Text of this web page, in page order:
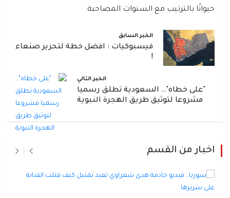
حيوانًا بالترتيب مع السنوات المصاحبة.
الخبر السابق
فيسبوكيات : افضل خطة لتحرير صنعاء
!
الخبر التالي
"على خطاه".. السعودية تطلق رسميا
مشروعا لتوثيق طريق الهجرة النبوية
اخبار من القسم